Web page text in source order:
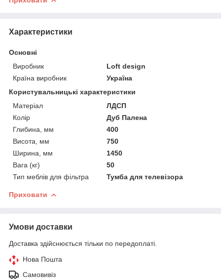
Характеристики
Основні
Виробник
Loft design
Країна виробник
Україна
Користувальницькі характеристики
Матеріал
ЛДСП
Колір
Дуб Палена
Глибина, мм
400
Висота, мм
750
Ширина, мм
1450
Вага (кг)
50
Тип меблів для фільтра
Тумба для телевізора
Приховати
Умови доставки
Доставка здійснюється тільки по передоплаті.
Нова Пошта
Самовивіз